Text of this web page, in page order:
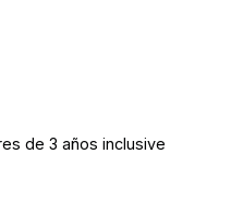
de 3 años inclusive